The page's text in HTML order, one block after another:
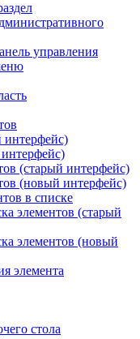
управления
интерфейс)
(старый интерфейс)
(новый интерфейс)
в списке
элементов (старый
элементов (новый
элемента
стола